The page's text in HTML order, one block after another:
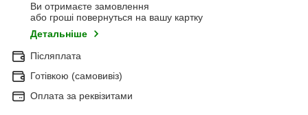
Ви отримаєте замовлення
або гроші повернуться на вашу картку
Детальніше
Післяплата
Готівкою (самовивіз)
Оплата за реквізитами